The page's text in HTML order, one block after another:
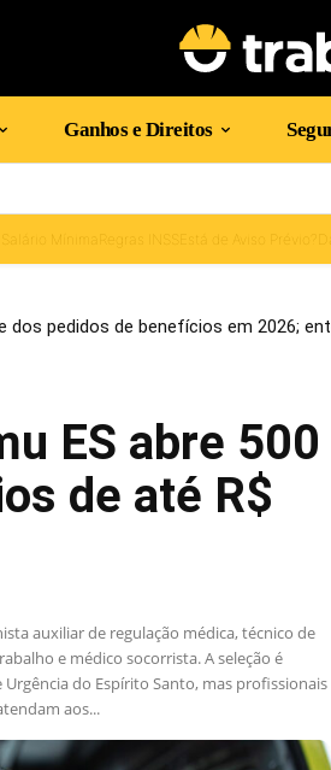
Ganhos e Direitos
Salário Mínima Regras INSS Está de Aviso Prévio?
dos pedidos de benefícios em 2026;
ES abre 500
de até R$
auxiliar de regulação médica, técnico de
e médico socorrista. A seleção é
do Espírito Santo, mas profissionais
aos...